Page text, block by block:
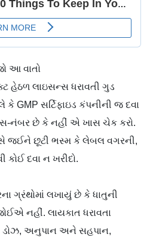
આ વાતો
હેઠળ લાઇસન્સ ધરાવતી ગુડ
GMP સર્ટિફાઇડ કંપનીની જ દવા
નંબર છે કે નહીં એ ખાસ ચેક કરો.
જઈને છૂટી ભસ્મ કે લેબલ વગરની,
દવા ન ખરીદો.
ગ્રંથોમાં લખાયું છે કે ધાતુની
નહીં. લાયકાત ધરાવતા
ડોઝ, અનુપાન અને સહપાન,